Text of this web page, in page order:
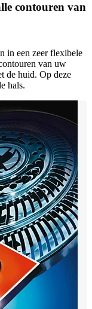
contouren van
in een zeer flexibele
van uw
de huid. Op deze
hals.